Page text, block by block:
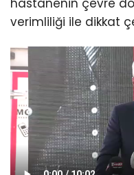
verimliliği ile dikkat